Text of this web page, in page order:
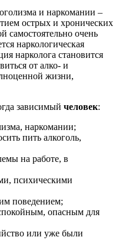
и наркомании –
острых и хронических
самостоятельно очень
наркологическая
нарколога становится
от алко- и
жизни,
зависимый человек:
наркомании;
пить алкоголь,
на работе, в
психическими
поведением;
опасным для
или уже были